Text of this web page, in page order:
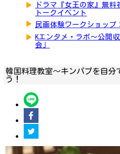
▶
ドラマ『女王の家』無
トークイベント
▶ 民画体験ワークショッ
▶ Kエンタメ・ラボ～公開
会」
韓国料理教室〜キンパプを自分
う！